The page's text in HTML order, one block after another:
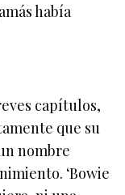
había
capítulos,
que su
nombre
‘Bowie